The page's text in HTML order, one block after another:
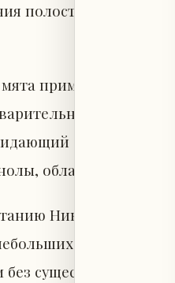
полости рта, а
применяется в
системы.
ощущение
обладающие
Никола Лодлам-
существенного